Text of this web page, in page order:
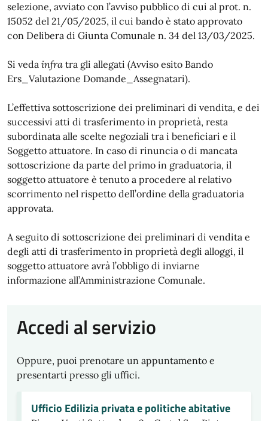
selezione, avviato con l’avviso pubblico di cui al prot. n.
15052 del 21/05/2025, il cui bando è stato approvato
con Delibera di Giunta Comunale n. 34 del 13/03/2025.
Si veda infra tra gli allegati (Avviso esito Bando
Ers_Valutazione Domande_Assegnatari).
L’effettiva sottoscrizione dei preliminari di vendita, e dei
successivi atti di trasferimento in proprietà, resta
subordinata alle scelte negoziali tra i beneficiari e il
Soggetto attuatore. In caso di rinuncia o di mancata
sottoscrizione da parte del primo in graduatoria, il
soggetto attuatore è tenuto a procedere al relativo
scorrimento nel rispetto dell’ordine della graduatoria
approvata.
A seguito di sottoscrizione dei preliminari di vendita e
degli atti di trasferimento in proprietà degli alloggi, il
soggetto attuatore avrà l’obbligo di inviarne
informazione all’Amministrazione Comunale.
Accedi al servizio
Oppure, puoi prenotare un appuntamento e
presentarti presso gli uffici.
Ufficio Edilizia privata e politiche abitative